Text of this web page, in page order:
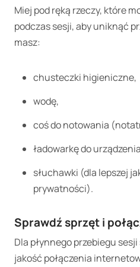
Miej pod ręką rzeczy, które
podczas sesji, aby uniknąć
masz:
chusteczki higieniczne,
wodę,
coś do notowania
ładowarkę do
słuchawki (dla lepszej
prywatności).
Sprawdź sprzęt i
Dla płynnego przebiegu
jakość połączenia